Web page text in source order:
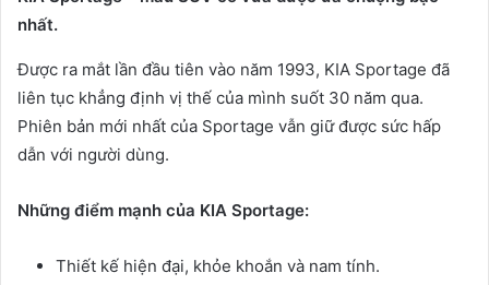
nhất.
Được ra mắt lần đầu tiên vào năm 1993, KIA Sportage đã
liên tục khẳng định vị thế của mình suốt 30 năm qua.
Phiên bản mới nhất của Sportage vẫn giữ được sức hấp
dẫn với người dùng.
Những điểm mạnh của KIA Sportage:
Thiết kế hiện đại, khỏe khoắn và nam tính.